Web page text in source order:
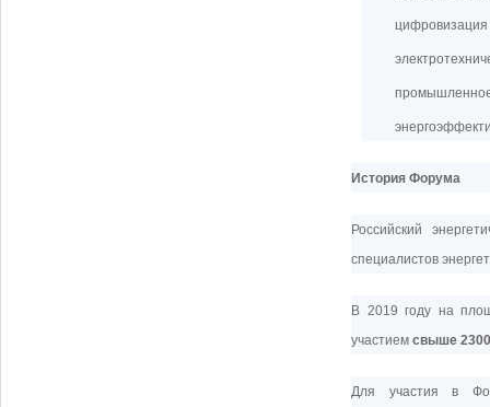
цифровизация
История Форума
Российский
специалистов
В 2019 году на
участием свыше
Для участия в